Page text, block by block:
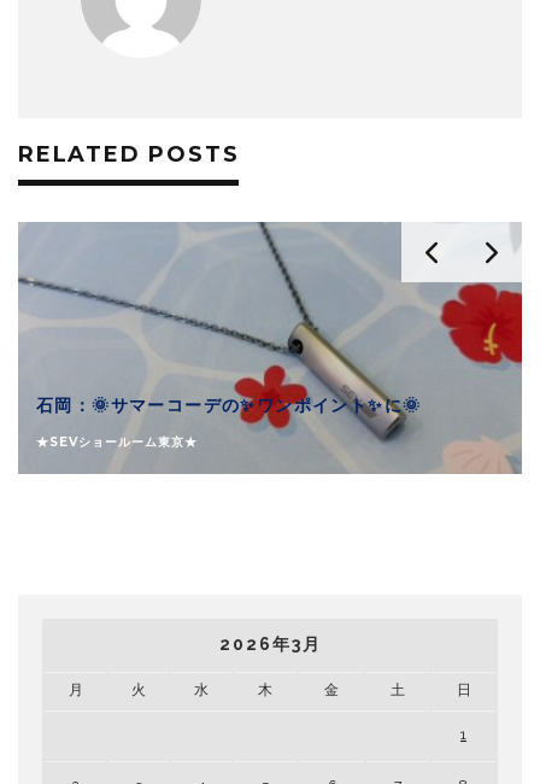
RELATED POSTS
石岡：🌞サマーコーデの✨ワンポイント✨に🌞
★SEVショールーム東京★
2026年3月
月 火 水 木 金 土 日
1